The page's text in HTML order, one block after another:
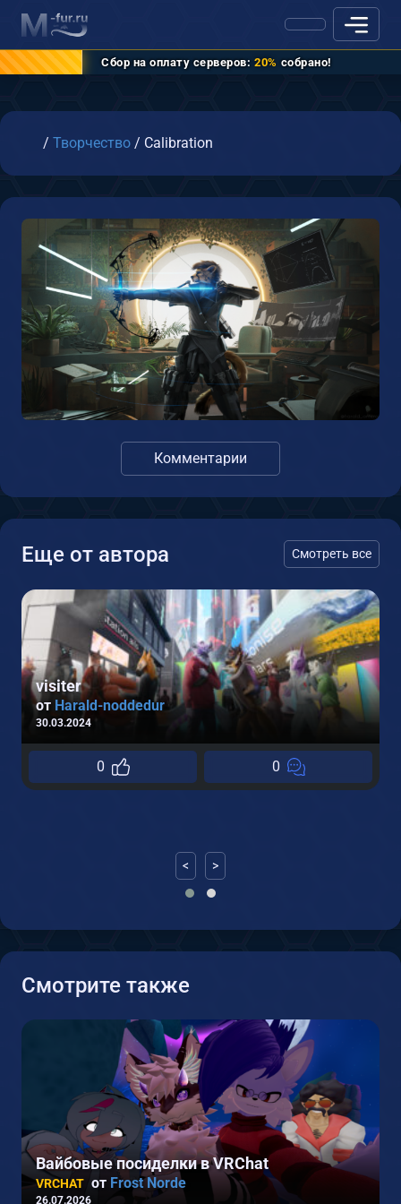
Сбор на оплату серверов: 20% собрано!
Главная
/ Творчество / Calibration
Комментарии
Еще от автора Смотреть все
visiter
от Harald-noddedur
30.03.2024
0 0
< >
Смотрите также
Вайбовые посиделки в VRChat
VRCHAT от Frost Norde
26.07.2026